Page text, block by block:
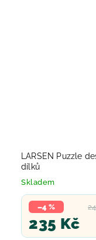
LARSEN Puzzle
dílků
Skladem
–4 %
235 Kč